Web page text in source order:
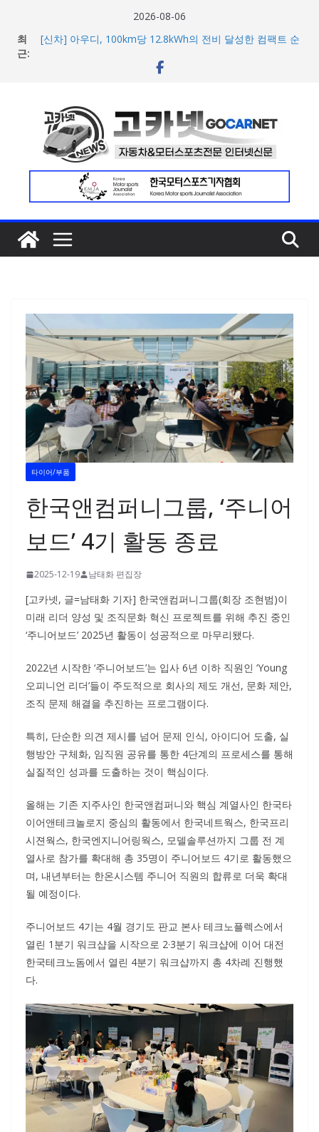
2026-08-06
최
근:
[신차] 아우디, 100km당 12.8kWh의 전비 달성한 컴팩트 순
현대차, 8세대 완전변경 ‘디 올 뉴 아반떼’ 주요 사양 및 가격
증가
한국타이어, 안전한 여름철 주행 위한 타이어 관리법 제안
포뮬러 E, 시즌13 일정 변경 및 모나코 ePrix와 2031년까지
장기 계약 연장 발표
타이어/부품
한국앤컴퍼니그룹, ‘주니어
보드’ 4기 활동 종료
2025-12-19 남태화 편집장
[고카넷, 글=남태화 기자] 한국앤컴퍼니그룹(회장 조현범)이
미래 리더 양성 및 조직문화 혁신 프로젝트를 위해 추진 중인
‘주니어보드’ 2025년 활동이 성공적으로 마무리됐다.
2022년 시작한 ‘주니어보드’는 입사 6년 이하 직원인 ‘Young
오피니언 리더’들이 주도적으로 회사의 제도 개선, 문화 제안,
조직 문제 해결을 추진하는 프로그램이다.
특히, 단순한 의견 제시를 넘어 문제 인식, 아이디어 도출, 실
행방안 구체화, 임직원 공유를 통한 4단계의 프로세스를 통해
실질적인 성과를 도출하는 것이 핵심이다.
올해는 기존 지주사인 한국앤컴퍼니와 핵심 계열사인 한국타
이어앤테크놀로지 중심의 활동에서 한국네트웍스, 한국프리
시젼웍스, 한국엔지니어링웍스, 모델솔루션까지 그룹 전 계
열사로 참가를 확대해 총 35명이 주니어보드 4기로 활동했으
며, 내년부터는 한온시스템 주니어 직원의 합류로 더욱 확대
될 예정이다.
주니어보드 4기는 4월 경기도 판교 본사 테크노플렉스에서
열린 1분기 워크샵을 시작으로 2·3분기 워크샵에 이어 대전
한국테크노돔에서 열린 4분기 워크샵까지 총 4차례 진행했
다.